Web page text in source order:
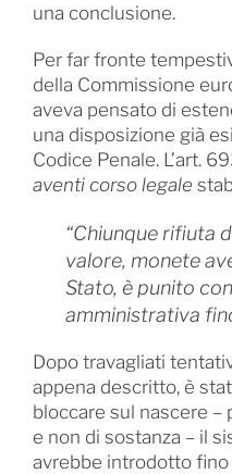
una conclusione.
Per far fronte
della Commissione
aveva pensato di
una disposizione già
Codice Penale. L’art.
aventi corso legale
“Chiunque rifiuta
valore, monete
Stato, è punito
amministrativa
Dopo travagliati
appena descritto, è
bloccare sul nascere –
e non di sostanza – il
avrebbe introdotto